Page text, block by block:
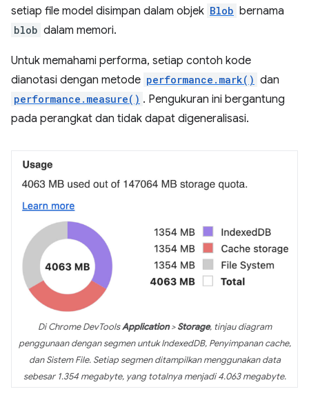
setiap file model disimpan dalam objek Blob bernama
blob dalam memori.
Untuk memahami performa, setiap contoh kode
dianotasi dengan metode performance.mark() dan
performance.measure() . Pengukuran ini bergantung
pada perangkat dan tidak dapat digeneralisasi.
Di Chrome DevToolsApplication>Storage, tinjau diagram
penggunaan dengan segmen untuk IndexedDB, Penyimpanan cache,
dan Sistem File. Setiap segmen ditampilkan menggunakan data
sebesar 1.354 megabyte, yang totalnya menjadi 4.063 megabyte.